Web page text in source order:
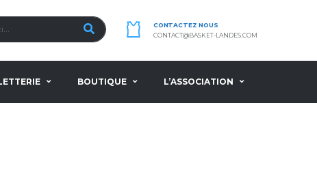
CONTACTEZ NOUS
CONTACT@BASKET-LANDES.COM
BOUTIQUE L’ASSOCIATION